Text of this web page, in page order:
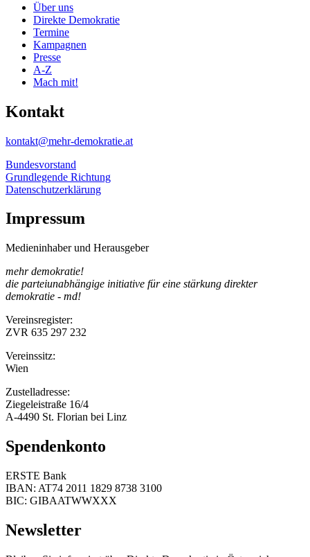
Über uns
Direkte Demokratie
Termine
Kampagnen
Presse
A-Z
Mach mit!
Kontakt
kontakt@mehr-demokratie.at
Bundesvorstand
Grundlegende Richtung
Datenschutzerklärung
Impressum
Medieninhaber und Herausgeber
mehr demokratie!
die parteiunabhängige initiative für eine stärkung direkter
demokratie - md!
Vereinsregister:
ZVR 635 297 232
Vereinssitz:
Wien
Zustelladresse:
Ziegeleistraße 16/4
A-4490 St. Florian bei Linz
Spendenkonto
ERSTE Bank
IBAN: AT74 2011 1829 8738 3100
BIC: GIBAATWWXXX
Newsletter